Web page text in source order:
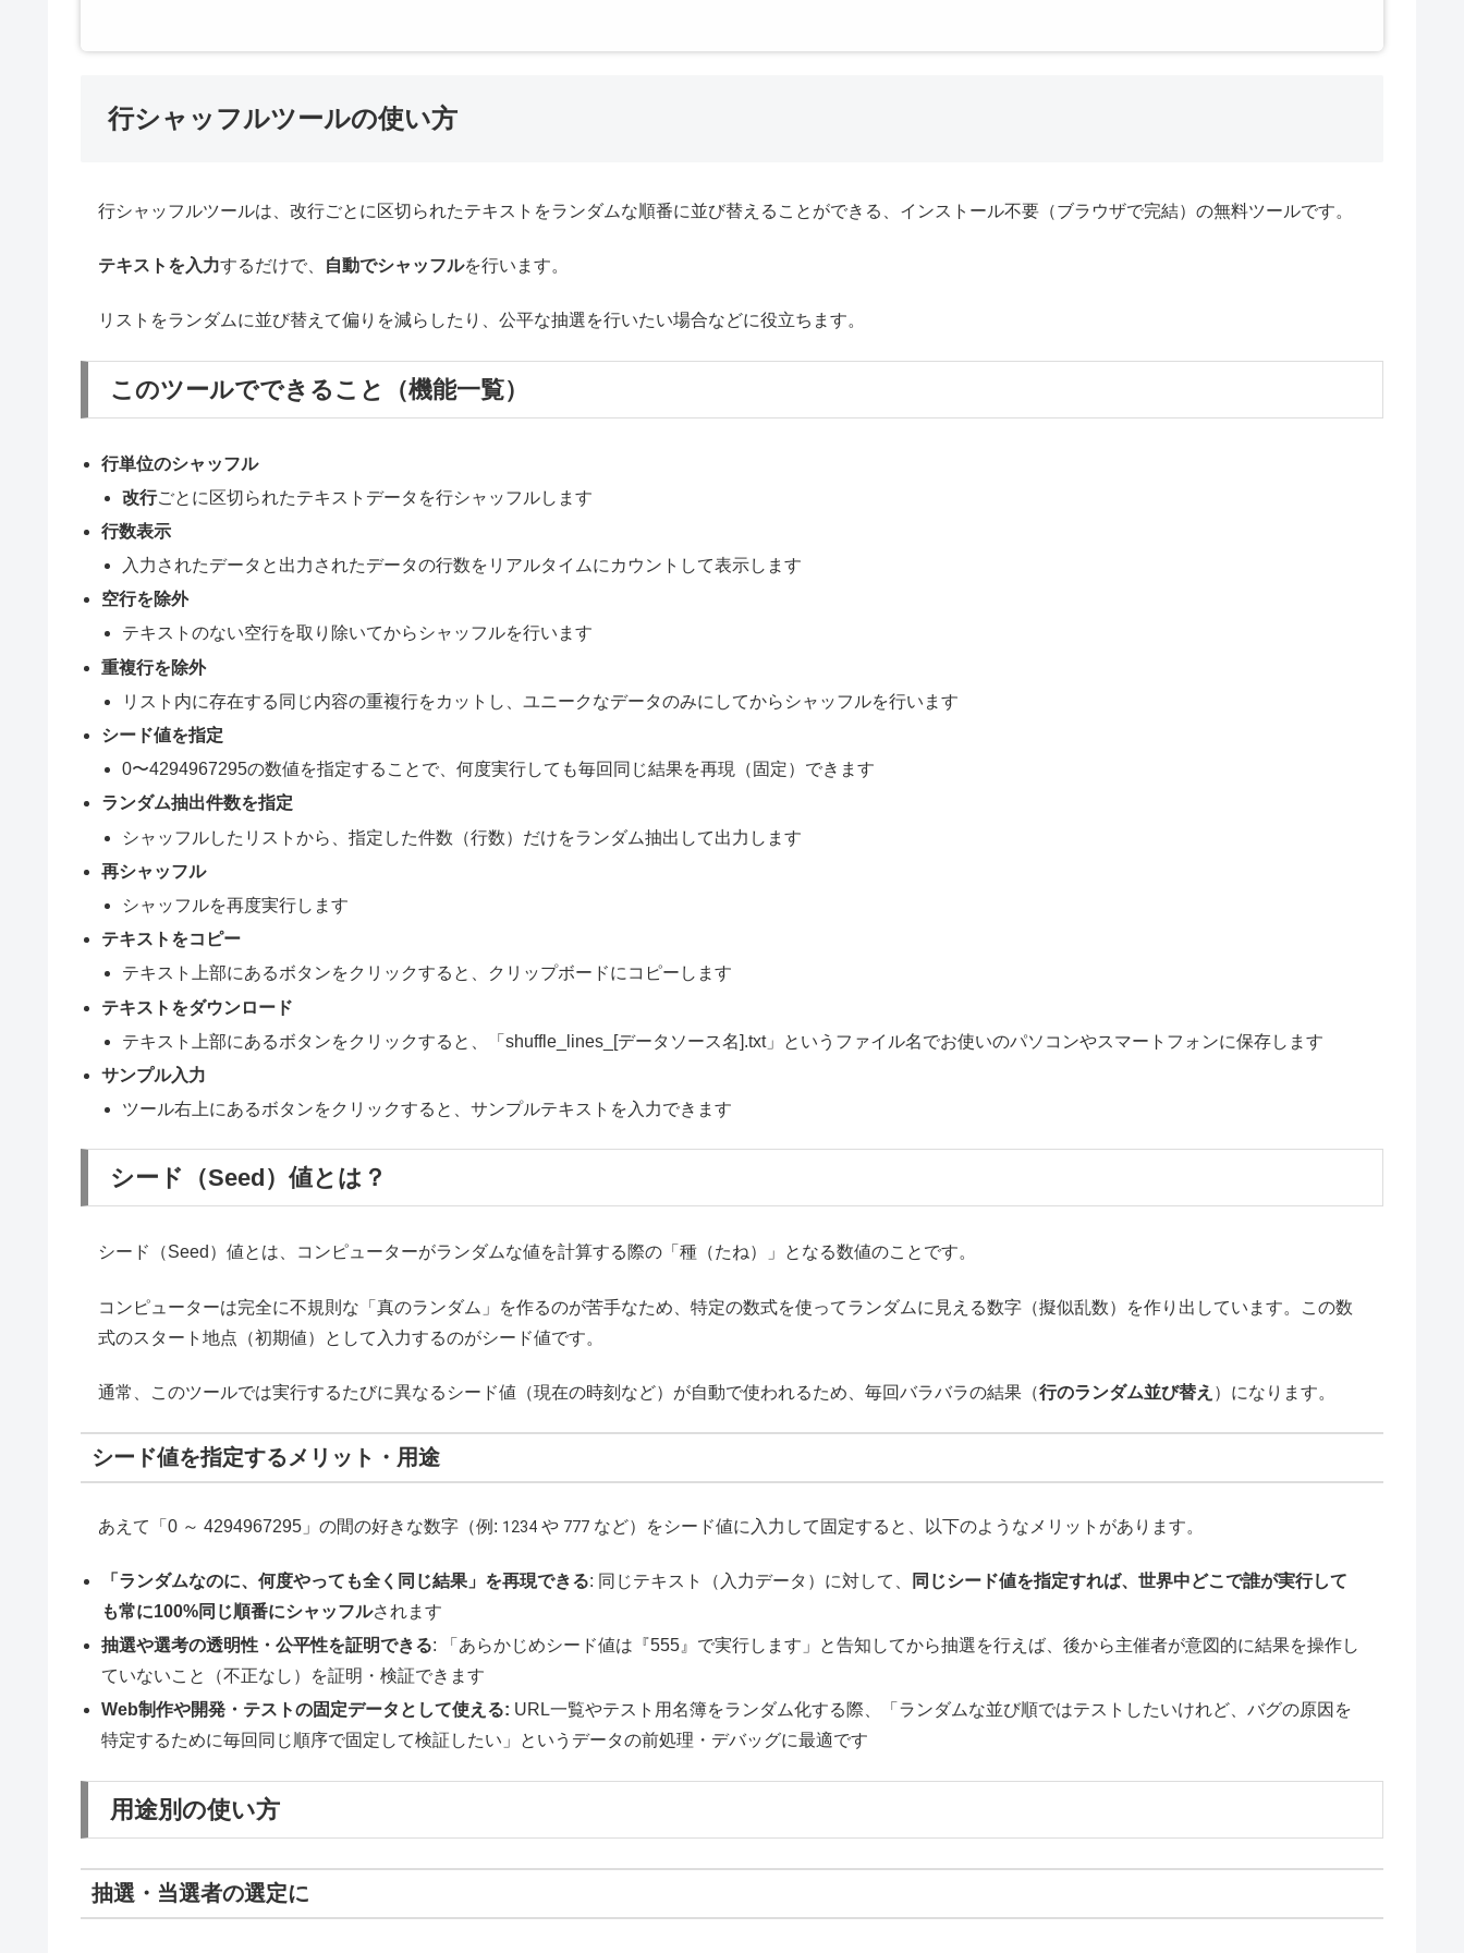
行シャッフルツールの使い方
行シャッフルツールは、改行ごとに区切られたテキストをランダムな順番に並び替えることができる、インストール不要（ブラウザで完結）の無料ツールです。
テキストを入力するだけで、 自動でシャッフルを行います。
リストをランダムに並び替えて偏りを減らしたり、公平な抽選を行いたい場合などに役立ちます。
このツールでできること（機能一覧）
行単位のシャッフル
改行ごとに区切られたテキストデータを行シャッフルします
行数表示
入力されたデータと出力されたデータの行数をリアルタイムにカウントして表示します
空行を除外
テキストのない空行を取り除いてからシャッフルを行います
重複行を除外
リスト内に存在する同じ内容の重複行をカットし、ユニークなデータのみにしてからシャッフルを行います
シード値を指定
0〜4294967295の数値を指定することで、何度実行しても毎回同じ結果を再現（固定）できます
ランダム抽出件数を指定
シャッフルしたリストから、指定した件数（行数）だけをランダム抽出して出力します
再シャッフル
シャッフルを再度実行します
テキストをコピー
テキスト上部にあるボタンをクリックすると、クリップボードにコピーします
テキストをダウンロード
テキスト上部にあるボタンをクリックすると、「shuffle_lines_[データソース名].txt」というファイル名でお使いのパソコンやスマートフォンに保存します
サンプル入力
ツール右上にあるボタンをクリックすると、サンプルテキストを入力できます
シード（Seed）値とは？
シード（Seed）値とは、コンピューターがランダムな値を計算する際の「種（たね）」となる数値のことです。
コンピューターは完全に不規則な「真のランダム」を作るのが苦手なため、特定の数式を使ってランダムに見える数字（擬似乱数）を作り出しています。この数
式のスタート地点（初期値）として入力するのがシード値です。
通常、このツールでは実行するたびに異なるシード値（現在の時刻など）が自動で使われるため、毎回バラバラの結果（行のランダム並び替え ）になります。
シード値を指定するメリット・用途
あえて「0 ～ 4294967295」の間の好きな数字（例: 1234 や 777 など）をシード値に入力して固定すると、以下のようなメリットがあります。
「ランダムなのに、何度やっても全く同じ結果」を再現できる: 同じテキスト（入力データ）に対して、
同じシード値を指定すれば、世界中どこで誰が実行して
も常に100%同じ順番にシャッフルされます
抽選や選考の透明性・公平性を証明できる: 「あらかじめシード値は『555』で実行します」と告知してから抽選を行えば、後から主催者が意図的に結果を操作し
ていないこと（不正なし）を証明・検証できます
Web制作や開発・テストの固定データとして使える: URL一覧やテスト用名簿をランダム化する際、「ランダムな並び順ではテストしたいけれど、バグの原因を
特定するために毎回同じ順序で固定して検証したい」というデータの前処理・デバッグに最適です
用途別の使い方
抽選・当選者の選定に